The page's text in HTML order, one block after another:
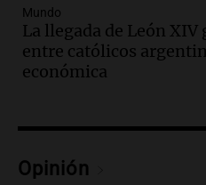
Panorama Federal
Episodios
Audio.Detienen a
venta de
Audio.
Mundo
La llegada de León XIV
entre católicos
económica
Opinión